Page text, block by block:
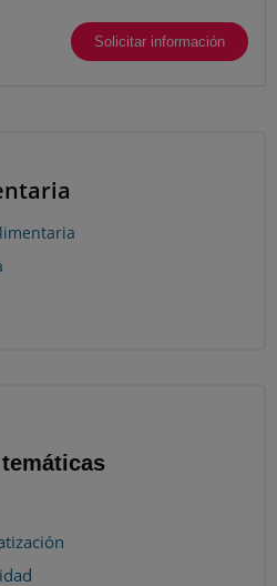
Solicitar información